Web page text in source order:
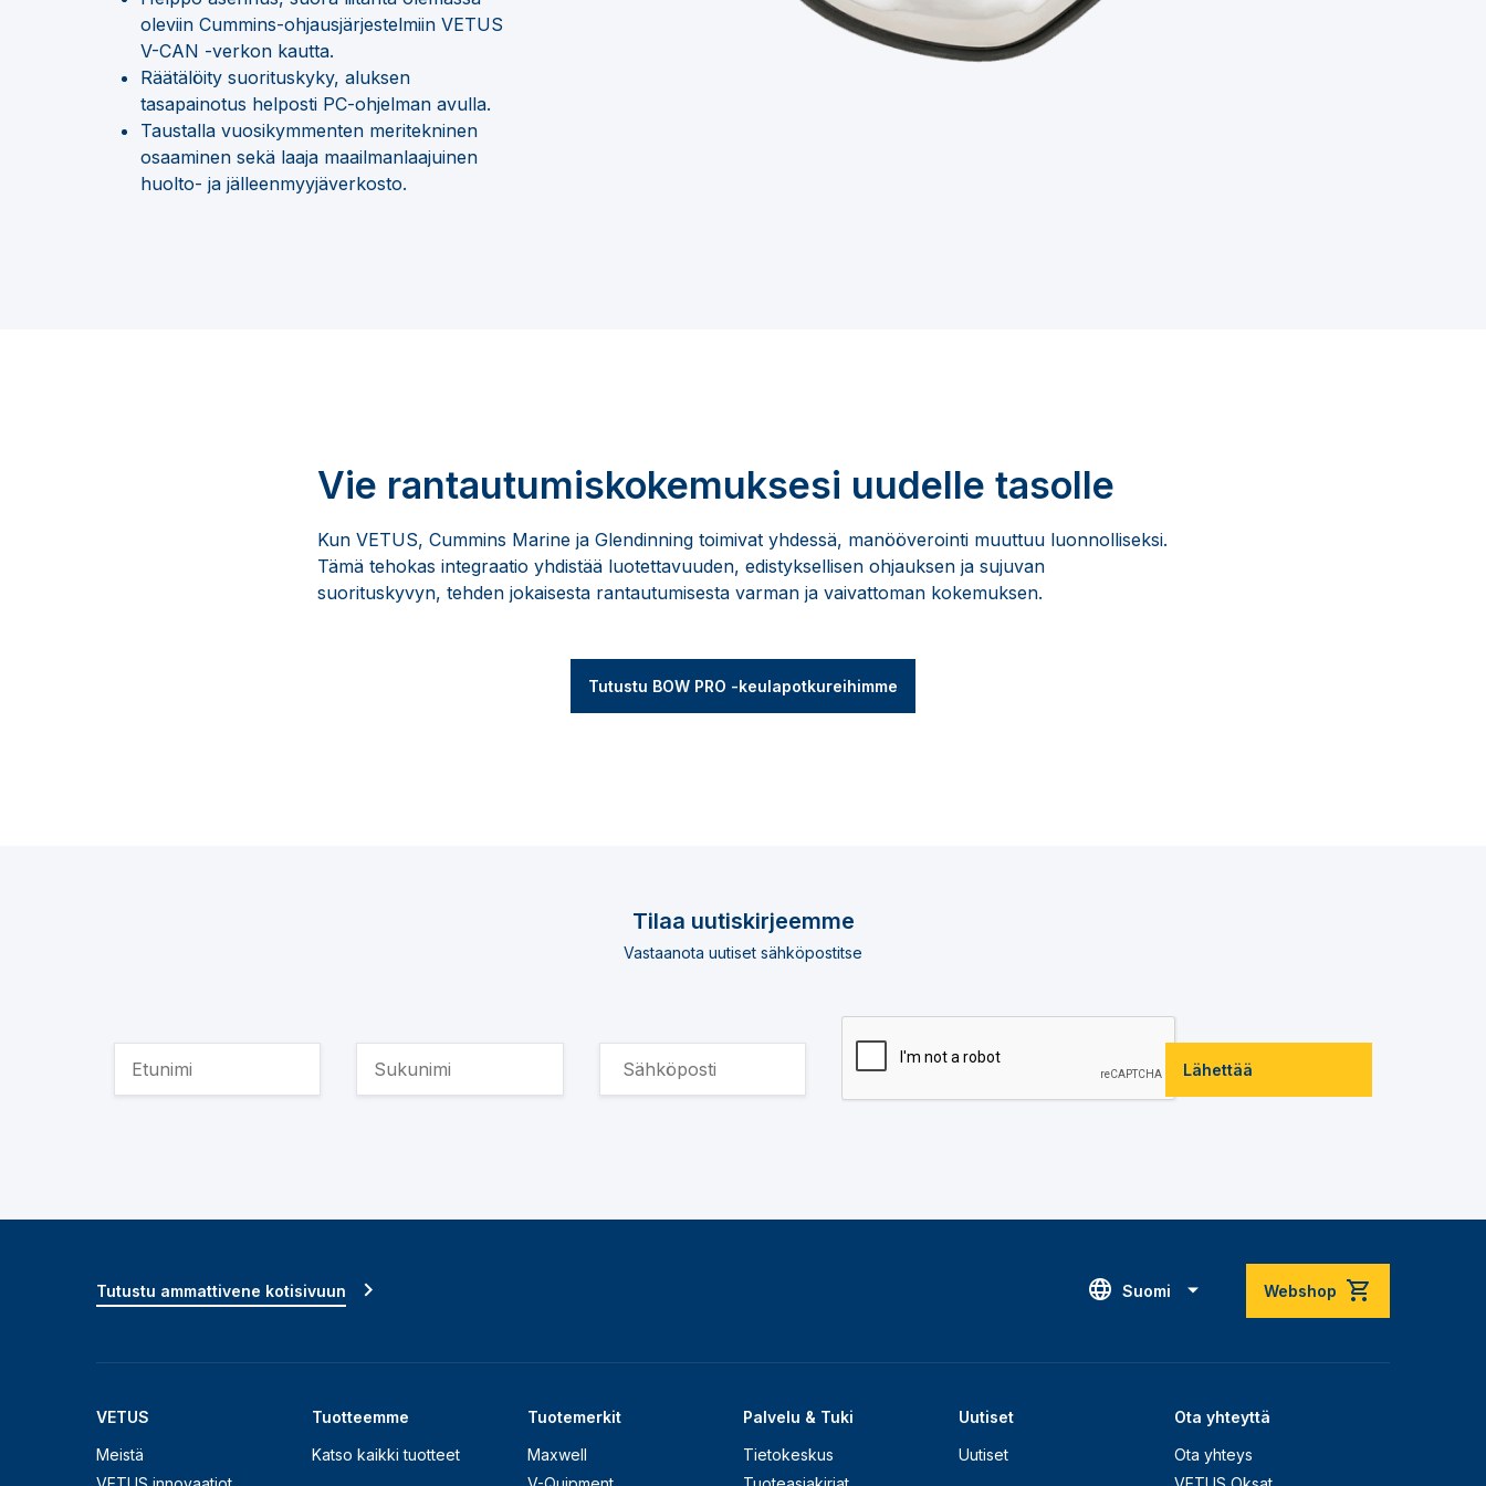
oleviin Cummins-ohjausjärjestelmiin VETUS
V-CAN -verkon kautta.
Räätälöity suorituskyky, aluksen
tasapainotus helposti PC-ohjelman avulla.
Taustalla vuosikymmenten meritekninen
osaaminen sekä laaja maailmanlaajuinen
huolto- ja jälleenmyyjäverkosto.
Vie rantautumiskokemuksesi uudelle tasolle
Kun VETUS, Cummins Marine ja Glendinning toimivat yhdessä, manööverointi muuttuu luonnolliseksi.
Tämä tehokas integraatio yhdistää luotettavuuden, edistyksellisen ohjauksen ja sujuvan
suorituskyvyn, tehden jokaisesta rantautumisesta varman ja vaivattoman kokemuksen.
Tutustu BOW PRO -keulapotkureihimme
Tilaa uutiskirjeemme
Vastaanota uutiset sähköpostitse
Lähettää
Suomi Webshop
VETUS
Meistä
Tuotteemme
Katso kaikki tuotteet
Tuotemerkit
Maxwell
Palvelu & Tuki
Tietokeskus
Uutiset
Uutiset
Ota yhteyttä
Ota yhteys
Tutustu ammattivene kotisivuun